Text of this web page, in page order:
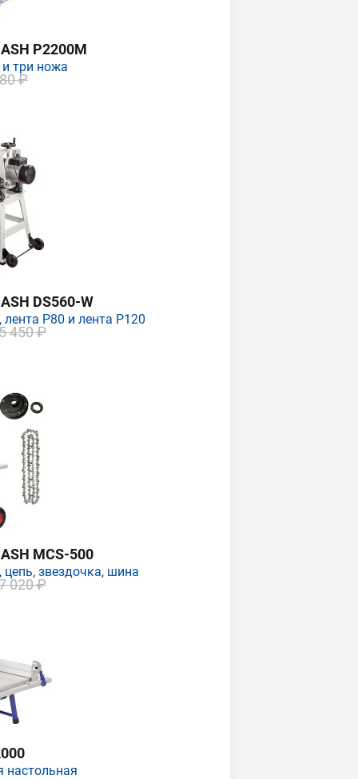
P2200M
три ножа
₽
DS560-W
P80 и лента P120
450 ₽
MCS-500
цепь, звездочка, шина
020 ₽
настольная